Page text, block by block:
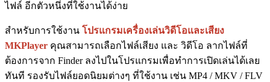
ไฟล์ อีกตัวหนึ่งที่ใช้งานได้ง่าย
สำหรับการใช้งาน โปรแกรมเครื่องเล่นวิดีโอและเสียง
MKPlayer คุณสามารถเลือกไฟล์เสียง และ วิดีโอ ลากไฟล์ที่
ต้องการจาก Finder ลงไปในโปรแกรมเพื่อทำการเปิดเล่นได้เลย
ทันที รองรับไฟล์ยอดนิยมต่างๆ ที่ใช้งาน เช่น MP4 / MKV / FLV